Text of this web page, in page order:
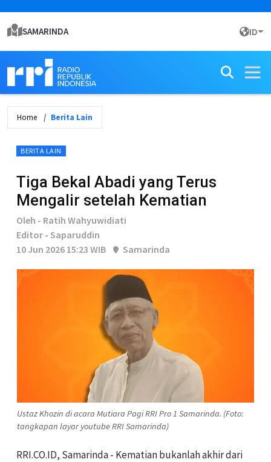
SAMARINDA ID
Home Berita Lain
BERITA LAIN
Tiga Bekal Abadi yang Terus
Mengalir setelah Kematian
Oleh - Ratih Wahyuwidiati
Editor - Saparuddin
10 Jun 2026 15:23 WIB
Samarinda
Ustaz Khozin di acara Mutiara Pagi RRI Pro 1 Samarinda. (Foto:
tangkapan layar youtube RRI Samarinda)
RRI.CO.ID, Samarinda - Kematian bukanlah akhir dari